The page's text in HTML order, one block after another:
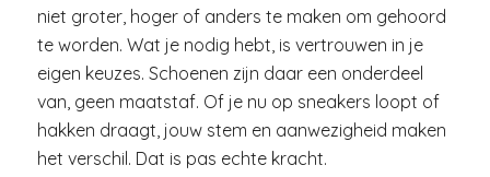
niet groter, hoger of anders te maken om gehoord
te worden. Wat je nodig hebt, is vertrouwen in je
eigen keuzes. Schoenen zijn daar een onderdeel
van, geen maatstaf. Of je nu op sneakers loopt of
hakken draagt, jouw stem en aanwezigheid maken
het verschil. Dat is pas echte kracht.